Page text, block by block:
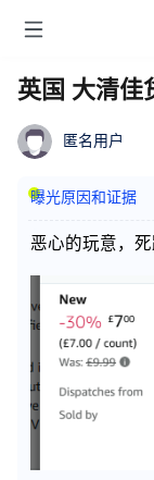
英国 大清佳
匿名用户
曝光原因和证据
恶心的玩意，